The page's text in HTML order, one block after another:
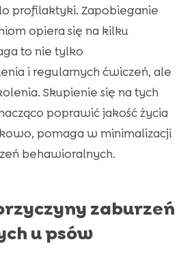
profilaktyki. Zapobieganie
opiera się na kilku
to nie tylko
i regularnych ćwiczeń, ale
Skupienie się na tych
poprawić jakość życia
pomaga w minimalizacji
behawioralnych.
zaburzeń
u psów